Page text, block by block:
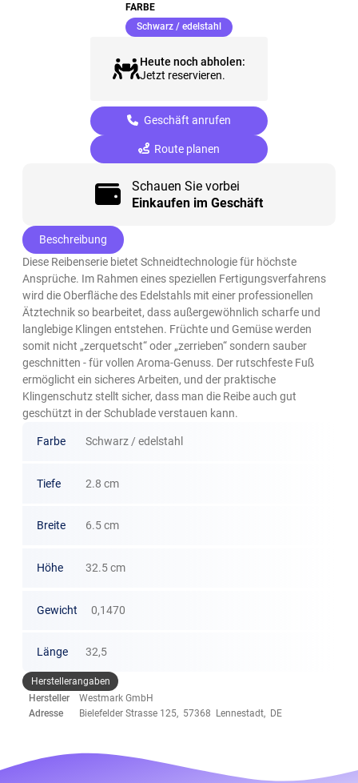
FARBE
Schwarz / edelstahl (ausgewählt)
Heute noch abholen:
Jetzt reservieren.
Geschäft anrufen
Route planen
Schauen Sie vorbei
Einkaufen im Geschäft
Beschreibung
Diese Reibenserie bietet Schneidtechnologie für höchste
Ansprüche. Im Rahmen eines speziellen Fertigungsverfahrens
wird die Oberfläche des Edelstahls mit einer professionellen
Ätztechnik so bearbeitet, dass außergewöhnlich scharfe und
langlebige Klingen entstehen. Früchte und Gemüse werden
somit nicht „zerquetscht“ oder „zerrieben“ sondern sauber
geschnitten - für vollen Aroma-Genuss. Der rutschfeste Fuß
ermöglicht ein sicheres Arbeiten, und der praktische
Klingenschutz stellt sicher, dass man die Reibe auch gut
geschützt in der Schublade verstauen kann.
Farbe Schwarz / edelstahl
Tiefe 2.8 cm
Breite 6.5 cm
Höhe 32.5 cm
Gewicht 0,1470
Länge 32,5
Herstellerangaben
Hersteller
Westmark GmbH
Adresse
Bielefelder Strasse 125, 57368 Lennestadt, DE